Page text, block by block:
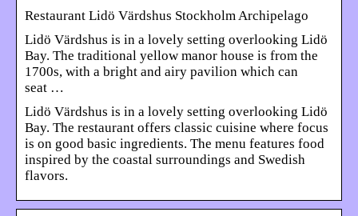
Restaurant Lidö Värdshus Stockholm Archipelago
Lidö Värdshus is in a lovely setting overlooking Lidö
Bay. The traditional yellow manor house is from the
1700s, with a bright and airy pavilion which can
seat …
Lidö Värdshus is in a lovely setting overlooking Lidö
Bay. The restaurant offers classic cuisine where focus
is on good basic ingredients. The menu features food
inspired by the coastal surroundings and Swedish
flavors.